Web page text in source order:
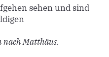
sehen und sind
nach Matthäus.